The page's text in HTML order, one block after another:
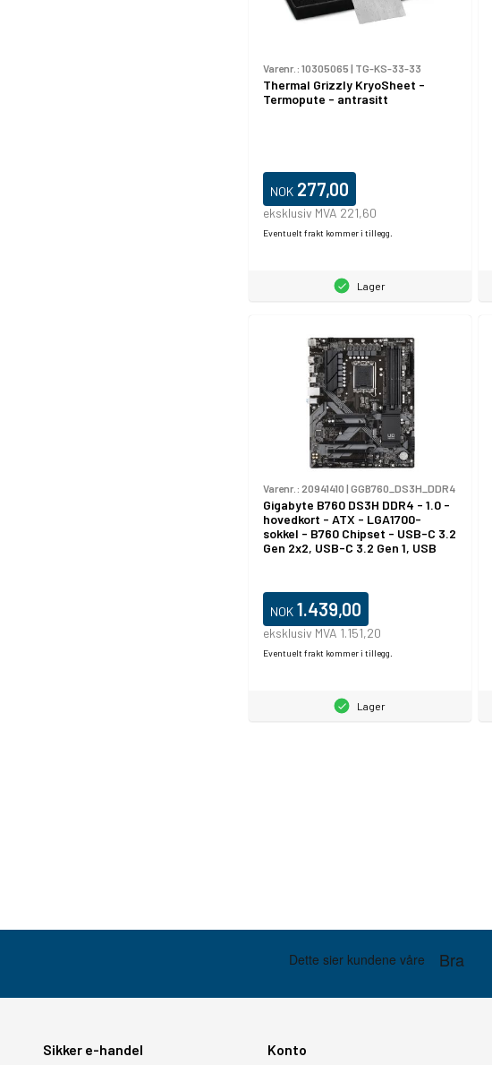
Varenr.: 10305065 | TG-KS-33-33
Thermal Grizzly KryoSheet -
Termopute - antrasitt
NOK 277,00
eksklusiv MVA 221,60
Eventuelt frakt kommer i tillegg.
Lager
Varenr.: 20941410 | GGB760_DS3H_DDR4
Gigabyte B760 DS3H DDR4 - 1.0 -
hovedkort - ATX - LGA1700-
sokkel - B760 Chipset - USB-C 3.2
Gen 2x2, USB-C 3.2 Gen 1, USB
kreves) - HD-lyd (8-kanalers)
NOK 1.439,00
eksklusiv MVA 1.151,20
Eventuelt frakt kommer i tillegg.
Lager
Sikker e-handel Konto